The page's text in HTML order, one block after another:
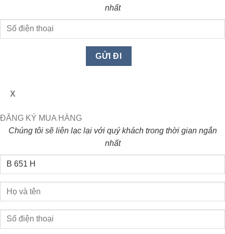
nhất
X
ĐĂNG KÝ MUA HÀNG
Chúng tôi sẽ liên lạc lại với quý khách trong thời gian ngắn
nhất